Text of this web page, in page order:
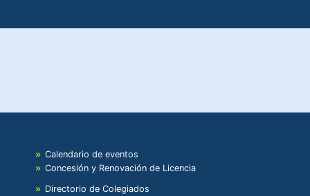
Calendario de eventos
Concesión y Renovación de Licencia
Directorio de Colegiados